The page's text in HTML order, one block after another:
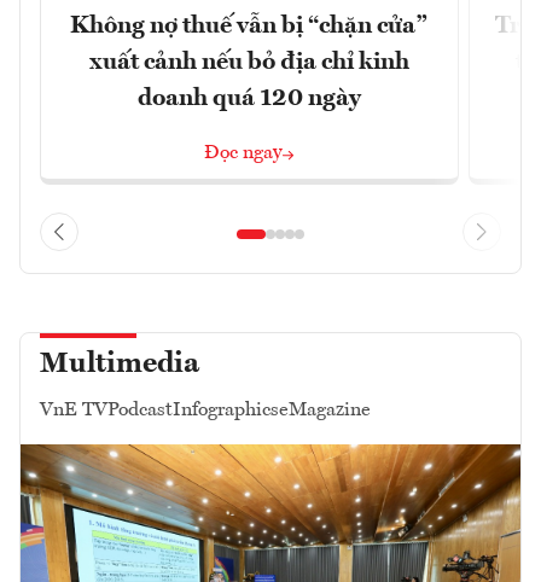
Không nợ thuế vẫn bị “chặn cửa”
xuất cảnh nếu bỏ địa chỉ kinh
doanh quá 120 ngày
Đọc ngay
Multimedia
VnE TVPodcastInfographicseMagazine